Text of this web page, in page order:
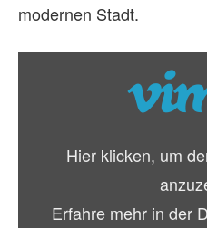
modernen Stadt.
Trailer“
Hier klicken, um
Erfahre mehr in der